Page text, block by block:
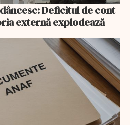
Deficitul de cont
externă explodează